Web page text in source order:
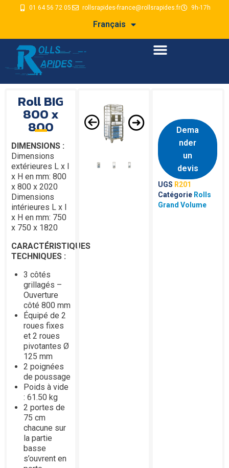
01 64 56 72 05 rollsrapides-france@rollsrapides.fr 9h-17h
Français
Roll BIG
800 x
800
DIMENSIONS :
Dimensions
extérieures L x l
x H en mm: 800
x 800 x 2020
Dimensions
intérieures L x l
x H en mm: 750
x 750 x 1820
CARACTÉRISTIQUES
TECHNIQUES :
3 côtés
grillagés –
Ouverture
côté 800 mm
Équipé de 2
roues fixes
et 2 roues
pivotantes Ø
125 mm
2 poignées
de poussage
Poids à vide
: 61.50 kg
2 portes de
75 cm
chacune sur
la partie
basse
s’ouvrent en
Dema
nder
un
devis
UGS R201
Catégorie Rolls
Grand Volume